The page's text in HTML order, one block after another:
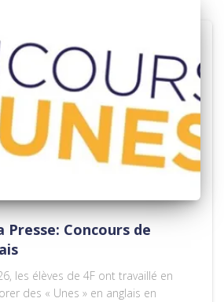
Presse: Concours de
les élèves de 4F ont travaillé en
des « Unes » en anglais en